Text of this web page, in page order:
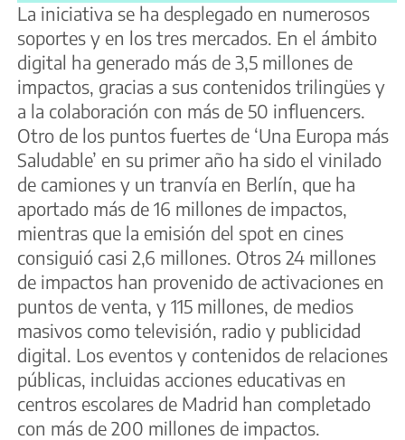
La iniciativa se ha desplegado en numerosos
soportes y en los tres mercados. En el ámbito
digital ha generado más de 3,5 millones de
impactos, gracias a sus contenidos trilingües y
a la colaboración con más de 50 influencers.
Otro de los puntos fuertes de ‘Una Europa más
Saludable’ en su primer año ha sido el vinilado
de camiones y un tranvía en Berlín, que ha
aportado más de 16 millones de impactos,
mientras que la emisión del spot en cines
consiguió casi 2,6 millones. Otros 24 millones
de impactos han provenido de activaciones en
puntos de venta, y 115 millones, de medios
masivos como televisión, radio y publicidad
digital. Los eventos y contenidos de relaciones
públicas, incluidas acciones educativas en
centros escolares de Madrid han completado
con más de 200 millones de impactos.